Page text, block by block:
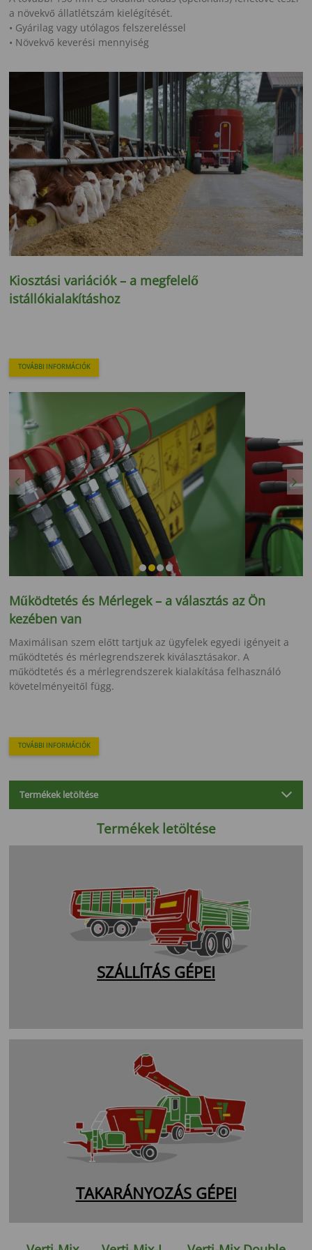
a növekvő állatlétszám kielégítését.
• Gyárilag vagy utólagos felszereléssel
• Növekvő keverési mennyiség
Kiosztási variációk – a megfelelő
istállókialakításhoz
TOVÁBBI INFORMÁCIÓK
Previous
Működtetés és Mérlegek – a választás az Ön
kezében van
Maximálisan szem előtt tartjuk az ügyfelek egyedi igényeit a
működtetés és mérlegrendszerek kiválasztásakor. A
működtetés és a mérlegrendszerek kialakítása felhasználó
követelményeitől függ.
TOVÁBBI INFORMÁCIÓK
Termékek letöltése
Termékek letöltése
SZÁLLÍTÁS GÉPEI
TAKARÁNYOZÁS GÉPEI